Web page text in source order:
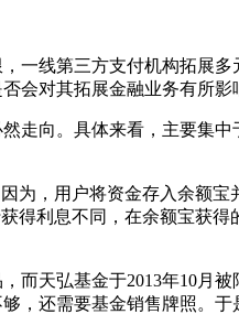
线第三方支付机构拓展多
会对其拓展金融业务有所影
走向。具体来看，主要集中
，用户将资金存入余额宝
得利息不同，在余额宝获
天弘基金于2013年10月被
还需要基金销售牌照。于